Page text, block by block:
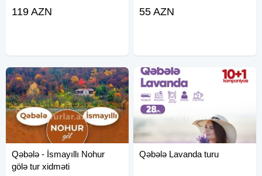
Qiymət: • 119 AZN – Standart paket
119 AZN
daxildir: * Vip nəqliyyat * Səhər
55 AZN
Qəbələ - İsmayıllı Nohur
gölə tur xidməti
Qəbələ Lavanda turu